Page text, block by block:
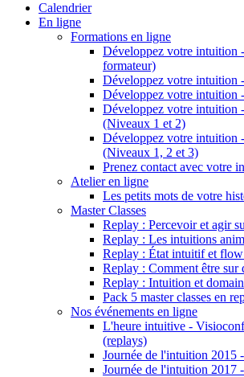
Calendrier
En ligne
Formations en ligne
Développez votre intuition
formateur)
Développez votre intuition
Développez votre intuition
Développez votre intuition
(Niveaux 1 et 2)
Développez votre intuition
(Niveaux 1, 2 et 3)
Prenez contact avec votre
Atelier en ligne
Les petits mots de votre
Master Classes
Replay : Percevoir et agir
Replay : Les intuitions
Replay : État intuitif et
Replay : Comment être sur
Replay : Intuition et
Pack 5 master classes en
Nos événements en ligne
L'heure intuitive -
(replays)
Journée de l'intuition 2015
Journée de l'intuition 2017